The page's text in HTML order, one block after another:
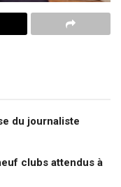
du journaliste
clubs attendus à